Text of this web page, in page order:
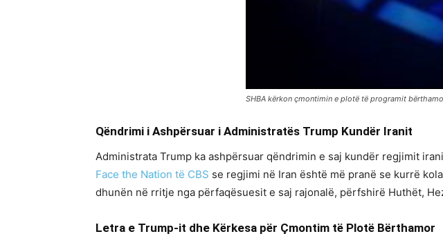
SHBA kërkon çmontimin e plotë të programit
Qëndrimi i Ashpërsuar i Administratës Trump Kundër Iranit
Administrata Trump ka ashpërsuar qëndrimin e saj kundër regjimit
Face the Nation të CBS se regjimi në Iran është më pranë se kurrë
dhunën në rritje nga përfaqësuesit e saj rajonalë, përfshirë Huthët,
Letra e Trump-it dhe Kërkesa për Çmontim të Plotë Bërthamor